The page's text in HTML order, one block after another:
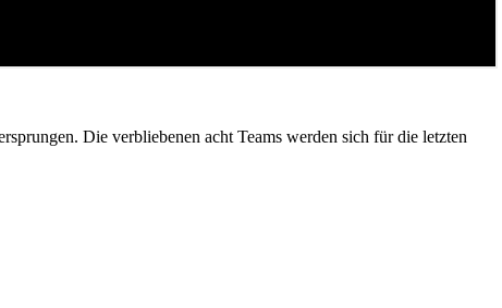
Die verbliebenen acht Teams werden sich für die letzten